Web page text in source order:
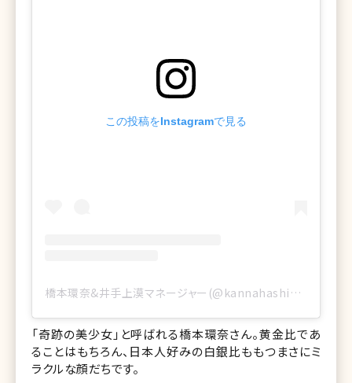
この投稿をInstagramで見る
橋本環奈&井手上漠マネージャー(@kannahashimoto.mg)がシェアした投稿
「奇跡の美少女」と呼ばれる橋本環奈さん。黄金比であ
ることはもちろん、日本人好みの白銀比ももつまさにミ
ラクルな顔だちです。